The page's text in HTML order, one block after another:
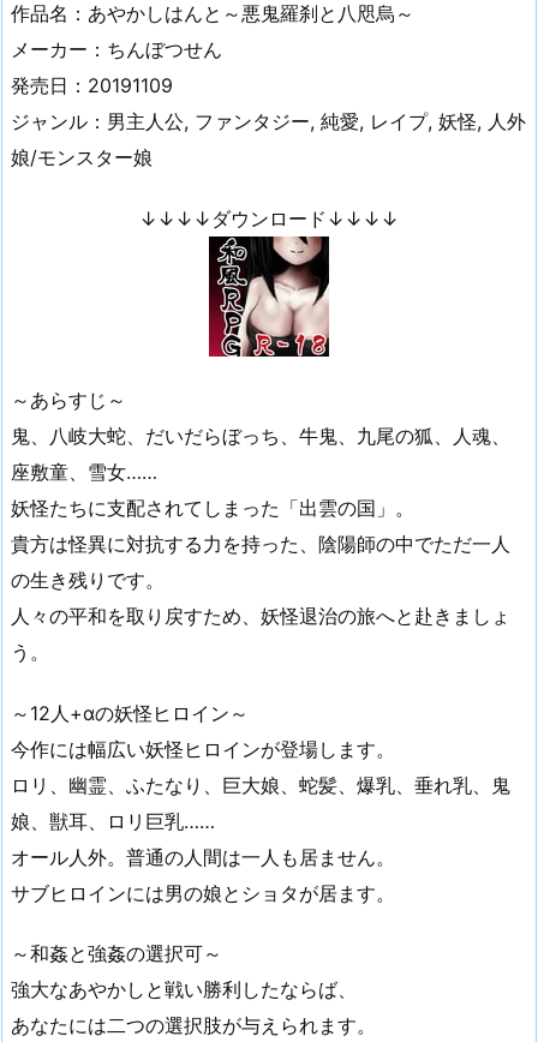
作品名：あやかしはんと～悪鬼羅刹と八咫烏～
メーカー：ちんぼつせん
発売日：20191109
ジャンル：男主人公, ファンタジー, 純愛, レイプ, 妖怪, 人外
娘/モンスター娘
↓↓↓↓ダウンロード↓↓↓↓
～あらすじ～
鬼、八岐大蛇、だいだらぼっち、牛鬼、九尾の狐、人魂、
座敷童、雪女……
妖怪たちに支配されてしまった「出雲の国」。
貴方は怪異に対抗する力を持った、陰陽師の中でただ一人
の生き残りです。
人々の平和を取り戻すため、妖怪退治の旅へと赴きましょ
う。
～12人+αの妖怪ヒロイン～
今作には幅広い妖怪ヒロインが登場します。
ロリ、幽霊、ふたなり、巨大娘、蛇髪、爆乳、垂れ乳、鬼
娘、獣耳、ロリ巨乳……
オール人外。普通の人間は一人も居ません。
サブヒロインには男の娘とショタが居ます。
～和姦と強姦の選択可～
強大なあやかしと戦い勝利したならば、
あなたには二つの選択肢が与えられます。